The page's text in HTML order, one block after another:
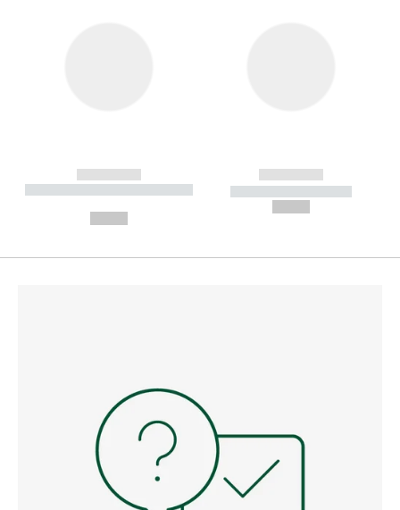
------------
----------- ----------- --------
------------
----------- -----------